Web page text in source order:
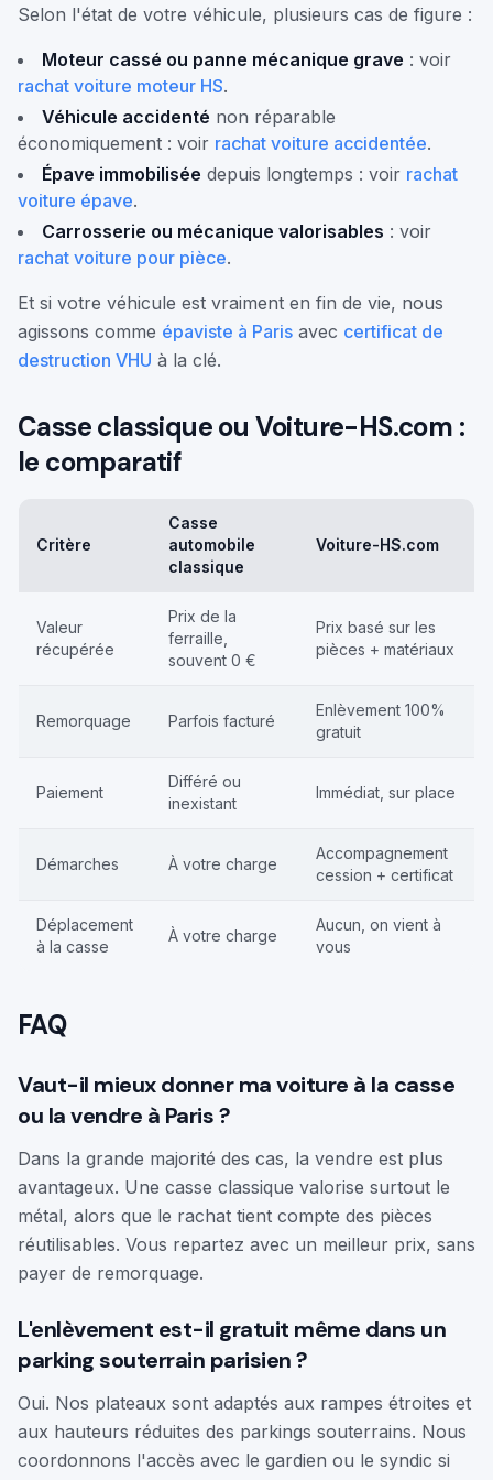
Selon l'état de votre véhicule, plusieurs cas de figure :
Moteur cassé ou panne mécanique grave : voir
rachat voiture moteur HS.
Véhicule accidenté non réparable
économiquement : voir rachat voiture accidentée.
Épave immobilisée depuis longtemps : voir rachat
voiture épave.
Carrosserie ou mécanique valorisables : voir
rachat voiture pour pièce.
Et si votre véhicule est vraiment en fin de vie, nous
agissons comme épaviste à Paris avec certificat de
destruction VHU à la clé.
Casse classique ou Voiture-HS.com :
le comparatif
Critère
Casse
automobile
classique
Voiture-HS.com
Valeur
récupérée
Prix de la
ferraille,
souvent 0 €
Prix basé sur les
pièces + matériaux
Remorquage Parfois facturé
Enlèvement 100%
gratuit
Paiement
Différé ou
inexistant
Immédiat, sur place
Démarches À votre charge
Accompagnement
cession + certificat
Déplacement
à la casse
À votre charge
Aucun, on vient à
vous
FAQ
Vaut-il mieux donner ma voiture à la casse
ou la vendre à Paris ?
Dans la grande majorité des cas, la vendre est plus
avantageux. Une casse classique valorise surtout le
métal, alors que le rachat tient compte des pièces
réutilisables. Vous repartez avec un meilleur prix, sans
payer de remorquage.
L'enlèvement est-il gratuit même dans un
parking souterrain parisien ?
Oui. Nos plateaux sont adaptés aux rampes étroites et
aux hauteurs réduites des parkings souterrains. Nous
coordonnons l'accès avec le gardien ou le syndic si